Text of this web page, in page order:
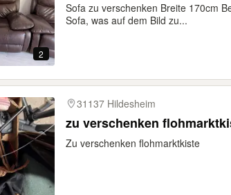
2
Sofa zu verschenken Breite 170cm
Sofa, was auf dem Bild zu...
31137 Hildesheim
Zu verschenken flohmarktkiste